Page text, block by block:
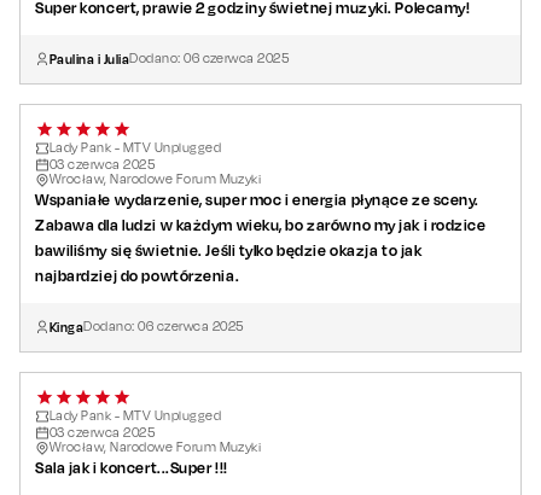
Super koncert, prawie 2 godziny świetnej muzyki. Polecamy!
Paulina i JuliaDodano:06 czerwca 2025
Lady Pank - MTV Unplugged
03 czerwca 2025
Wrocław, Narodowe Forum Muzyki
Wspaniałe wydarzenie, super moc i energia płynące ze sceny.
Zabawa dla ludzi w każdym wieku, bo zarówno my jak i rodzice
bawiliśmy się świetnie. Jeśli tylko będzie okazja to jak
najbardziej do powtórzenia.
KingaDodano:06 czerwca 2025
Lady Pank - MTV Unplugged
03 czerwca 2025
Wrocław, Narodowe Forum Muzyki
Sala jak i koncert...Super !!!